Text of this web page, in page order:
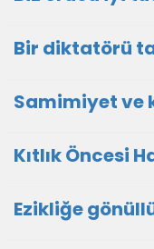
Bir diktatörü
Samimiyet ve
Kıtlık Öncesi
Ezikliğe